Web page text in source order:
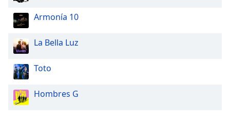
Armonía 10
La Bella Luz
Toto
Hombres G